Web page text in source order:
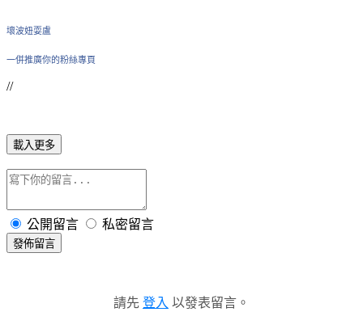
壞波妞耍盧
一併推廣你的粉絲專頁
//
載入更多
公開留言 私密留言
發佈留言
請先 登入 以發表留言。